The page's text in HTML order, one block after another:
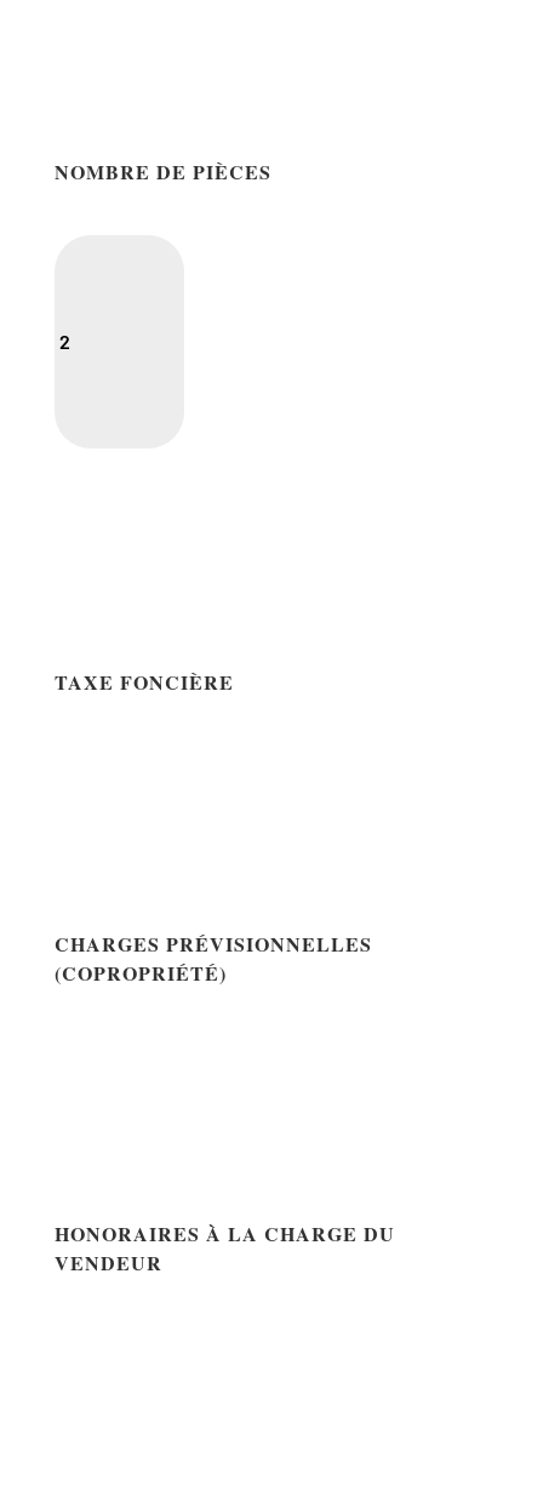
NOMBRE DE PIÈCES
2
TAXE FONCIÈRE
CHARGES PRÉVISIONNELLES
(COPROPRIÉTÉ)
HONORAIRES À LA CHARGE DU
VENDEUR